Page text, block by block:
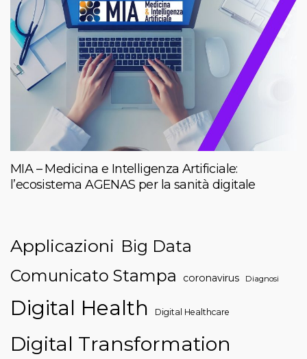
MIA – Medicina e Intelligenza Artificiale:
l’ecosistema AGENAS per la sanità digitale
Applicazioni Big Data
Comunicato Stampa
coronavirus Diagnosi
Digital Health Digital Healthcare
Digital Transformation